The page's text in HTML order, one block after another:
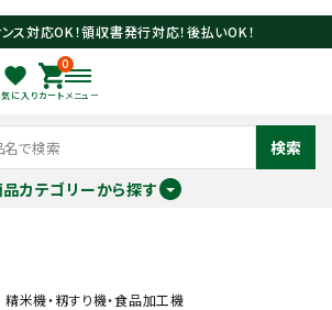
ス対応OK！領収書発行対応！後払いOK！
に入り
0
カート メニュー
検索
カテゴリーから探す
精米機・籾すり機・食品加工機